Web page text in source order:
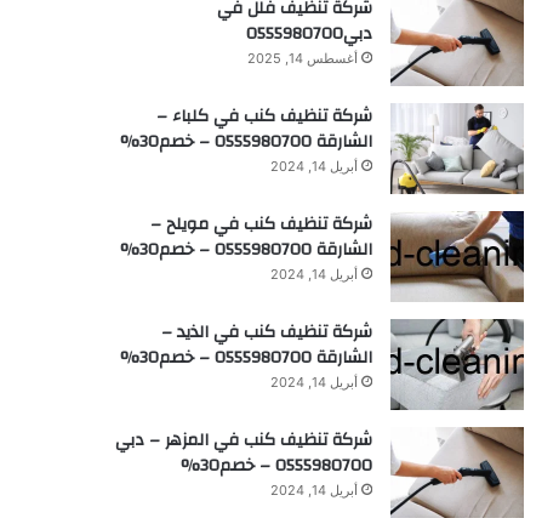
شركة تنظيف فلل في
دبي0555980700
أغسطس 14, 2025
شركة تنظيف كنب في كلباء –
الشارقة 0555980700 – خصم30%
أبريل 14, 2024
شركة تنظيف كنب في مويلح –
الشارقة 0555980700 – خصم30%
أبريل 14, 2024
شركة تنظيف كنب في الذيد –
الشارقة 0555980700 – خصم30%
أبريل 14, 2024
شركة تنظيف كنب في المزهر – دبي
0555980700 – خصم30%
أبريل 14, 2024